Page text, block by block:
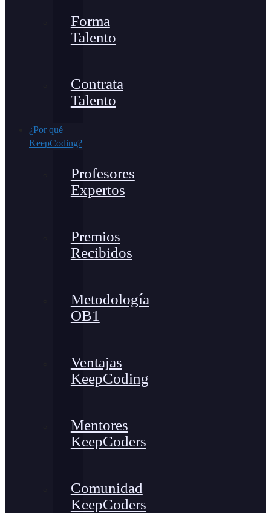
Forma
Talento
Contrata
Talento
¿Por qué
KeepCoding?
Profesores
Expertos
Premios
Recibidos
Metodología
OB1
Ventajas
KeepCoding
Mentores
KeepCoders
Comunidad
KeepCoders